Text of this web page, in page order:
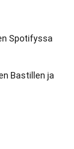
Spotifyssa
Bastillen ja